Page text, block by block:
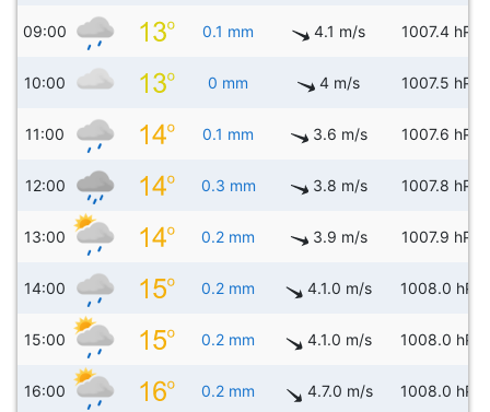
09:00 0.1 mm 4.1 m/s 1007.4 hPa
10:00 0 mm 4 m/s 1007.5 hPa
11:00 0.1 mm 3.6 m/s 1007.6 hPa
12:00 0.3 mm 3.8 m/s 1007.8 hPa
13:00 0.2 mm 3.9 m/s 1007.9 hPa
14:00 0.2 mm 4.1.0 m/s 1008.0 hPa
15:00 0.2 mm 4.1.0 m/s 1008.0 hPa
16:00 0.2 mm 4.7.0 m/s 1008.0 hPa